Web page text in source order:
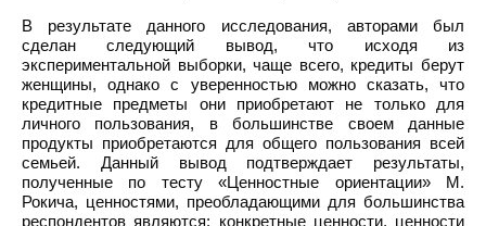
В результате данного исследования, авторами был
сделан следующий вывод, что исходя из
экспериментальной выборки, чаще всего, кредиты берут
женщины, однако с уверенностью можно сказать, что
кредитные предметы они приобретают не только для
личного пользования, в большинстве своем данные
продукты приобретаются для общего пользования всей
семьей. Данный вывод подтверждает результаты,
полученные по тесту «Ценностные ориентации» М.
Рокича, ценностями, преобладающими для большинства
респондентов являются: конкретные ценности, ценности